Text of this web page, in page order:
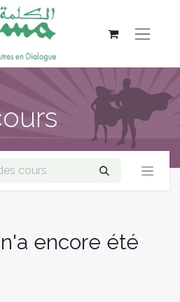
encore été